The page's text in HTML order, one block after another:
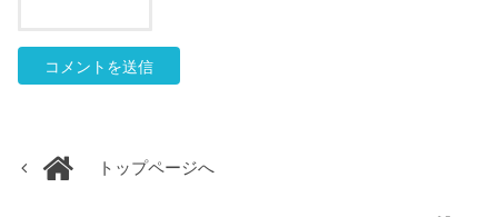
トップページへ